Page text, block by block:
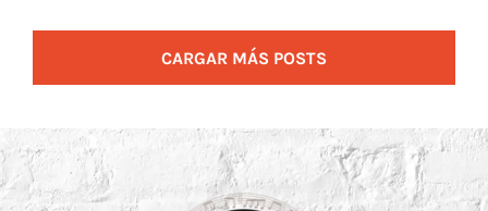
CARGAR MÁS POSTS